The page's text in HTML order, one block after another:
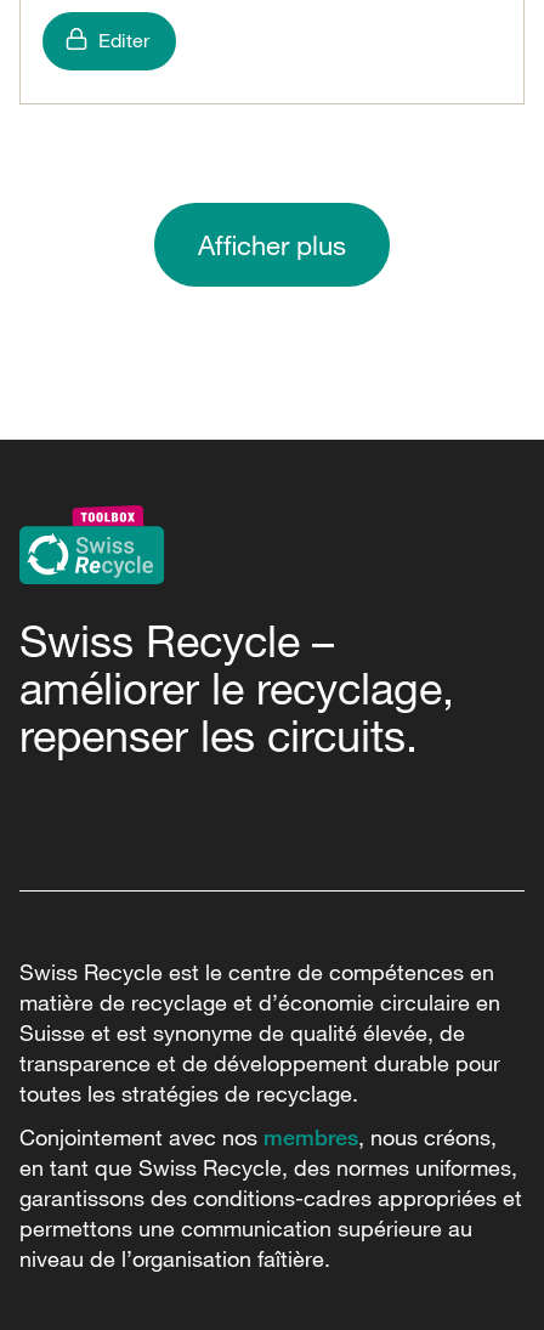
Editer
Afficher plus
Swiss Recycle –
améliorer le recyclage,
repenser les circuits.
Swiss Recycle est le centre de compétences en
matière de recyclage et d’économie circulaire en
Suisse et est synonyme de qualité élevée, de
transparence et de développement durable pour
toutes les stratégies de recyclage.
Conjointement avec nos membres, nous créons,
en tant que Swiss Recycle, des normes uniformes,
garantissons des conditions-cadres appropriées et
permettons une communication supérieure au
niveau de l’organisation faîtière.